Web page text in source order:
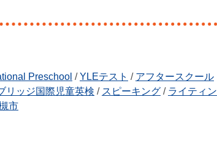
Preschool /YLEテスト / アフタースクール
リッジ国際児童英検 / スピーキング / ライティン
市